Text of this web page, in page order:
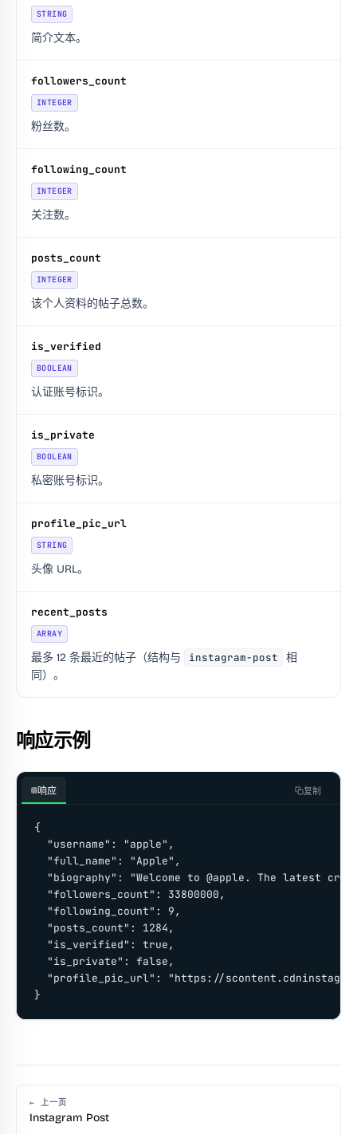
STRING
简介文本。
followers_count
INTEGER
粉丝数。
following_count
INTEGER
关注数。
posts_count
INTEGER
该个人资料的帖子总数。
is_verified
BOOLEAN
认证账号标识。
is_private
BOOLEAN
私密账号标识。
profile_pic_url
STRING
头像 URL。
recent_posts
ARRAY
最多 12 条最近的帖子（结构与 instagram-post
相
同）。
响应示例
响应 复制
{
  "username": "apple",
  "full_name": "Apple",
"biography": "Welcome to @apple. The latest
  "followers_count": 33800000,
  "following_count": 9,
  "posts_count": 1284,
  "is_verified": true,
  "is_private": false,
"profile_pic_url": "https://
}
← 上一页
Instagram Post